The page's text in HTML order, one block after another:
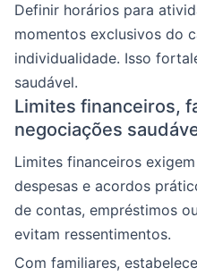
Definir horários para
momentos exclusivos do
individualidade. Isso
saudável.
Limites financeiros,
negociações
Limites financeiros
despesas e acordos
de contas, empréstimos
evitam ressentimentos.
Com familiares,